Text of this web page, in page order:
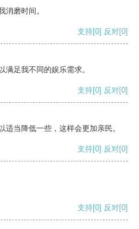
消磨时间。
支持[0] 反对[0]
满足我不同的娱乐需求。
支持[0] 反对[0]
当降低一些，这样会更加亲民。
支持[0] 反对[0]
支持[0] 反对[0]